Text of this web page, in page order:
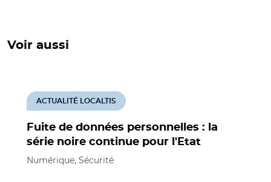
Voir aussi
Fuite de données personnelles : la
série noire continue pour l'Etat
ACTUALITÉ LOCALTIS
Numérique, Sécurité